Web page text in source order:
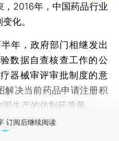
，2016年，中国药品行业
化。
，政府部门相继发出
数据自查核查工作的公
器械审评审批制度的意
解决当前药品申请注册积
生产的仿制药质量。
订阅后继续阅读